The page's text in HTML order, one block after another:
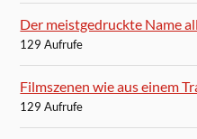
Der meistgedruckte Name
129 Aufrufe
Filmszenen wie aus einem
129 Aufrufe